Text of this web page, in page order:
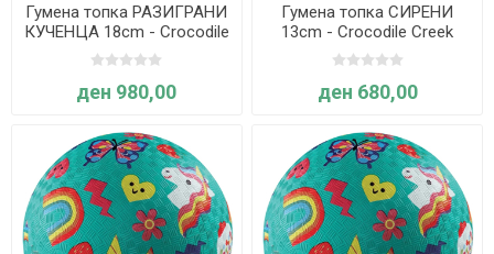
Гумена топка РАЗИГРАНИ
КУЧЕНЦА 18cm - Crocodile
Creek
ден 980,00
Гумена топка СИРЕНИ
13cm - Crocodile Creek
ден 680,00